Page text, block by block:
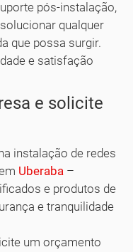
pós-instalação,
qualquer
que possa surgir.
e satisfação
e solicite
instalação de redes
Uberaba –
e produtos de
e tranquilidade
um orçamento